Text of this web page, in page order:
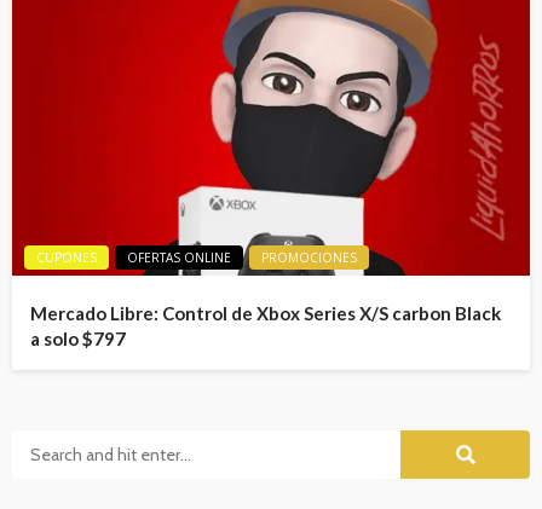
CUPONES OFERTAS ONLINE PROMOCIONES
Mercado Libre: Control de Xbox Series X/S carbon Black
a solo $797